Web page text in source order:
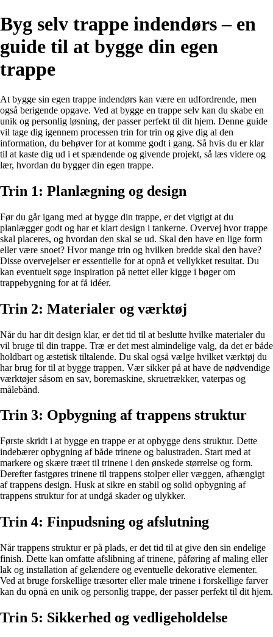
Byg selv trappe indendørs – en
guide til at bygge din egen
trappe
At bygge sin egen trappe indendørs kan være en udfordrende, men
også berigende opgave. Ved at bygge en trappe selv kan du skabe en
unik og personlig løsning, der passer perfekt til dit hjem. Denne guide
vil tage dig igennem processen trin for trin og give dig al den
information, du behøver for at komme godt i gang. Så hvis du er klar
til at kaste dig ud i et spændende og givende projekt, så læs videre og
lær, hvordan du bygger din egen trappe.
Trin 1: Planlægning og design
Før du går igang med at bygge din trappe, er det vigtigt at du
planlægger godt og har et klart design i tankerne. Overvej hvor trappe
skal placeres, og hvordan den skal se ud. Skal den have en lige form
eller være snoet? Hvor mange trin og hvilken bredde skal den have?
Disse overvejelser er essentielle for at opnå et vellykket resultat. Du
kan eventuelt søge inspiration på nettet eller kigge i bøger om
trappebygning for at få idéer.
Trin 2: Materialer og værktøj
Når du har dit design klar, er det tid til at beslutte hvilke materialer du
vil bruge til din trappe. Træ er det mest almindelige valg, da det er både
holdbart og æstetisk tiltalende. Du skal også vælge hvilket værktøj du
har brug for til at bygge trappen. Vær sikker på at have de nødvendige
værktøjer såsom en sav, boremaskine, skruetrækker, vaterpas og
målebånd.
Trin 3: Opbygning af trappens struktur
Første skridt i at bygge en trappe er at opbygge dens struktur. Dette
indebærer opbygning af både trinene og balustraden. Start med at
markere og skære træet til trinene i den ønskede størrelse og form.
Derefter fastgøres trinene til trappens stolper eller væggen, afhængigt
af trappens design. Husk at sikre en stabil og solid opbygning af
trappens struktur for at undgå skader og ulykker.
Trin 4: Finpudsning og afslutning
Når trappens struktur er på plads, er det tid til at give den sin endelige
finish. Dette kan omfatte afslibning af trinene, påføring af maling eller
lak og installation af gelændere og eventuelle dekorative elementer.
Ved at bruge forskellige træsorter eller male trinene i forskellige farver
kan du opnå en unik og personlig trappe, der passer perfekt til dit hjem.
Trin 5: Sikkerhed og vedligeholdelse